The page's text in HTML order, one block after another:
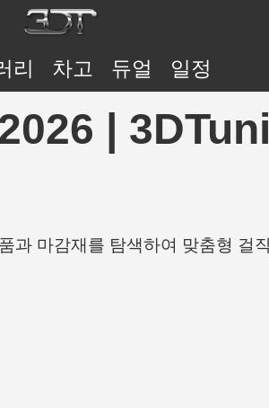
리 차고 듀얼 일정
|
마감재를 탐색하여 맞춤형 걸